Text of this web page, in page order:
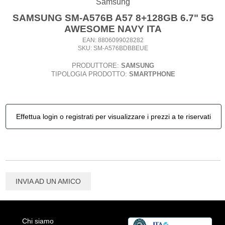
Samsung
SAMSUNG SM-A576B A57 8+128GB 6.7" 5G
AWESOME NAVY ITA
EAN: 8806099028282
SKU: SM-A576BDBBEUE
PRODUTTORE: SAMSUNG
TIPOLOGIA PRODOTTO: SMARTPHONE
Effettua login o registrati per visualizzare i prezzi a te riservati
INVIA AD UN AMICO
Chi siamo